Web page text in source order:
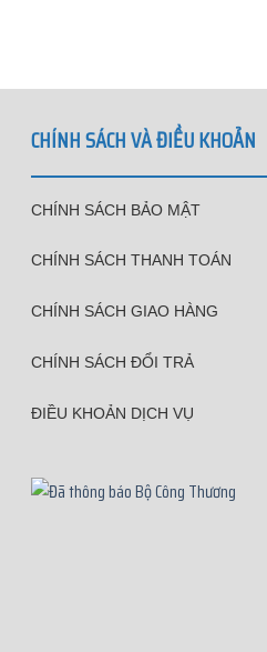
CHÍNH SÁCH VÀ ĐIỀU KHOẢN
CHÍNH SÁCH BẢO MẬT
CHÍNH SÁCH THANH TOÁN
CHÍNH SÁCH GIAO HÀNG
CHÍNH SÁCH ĐỔI TRẢ
ĐIỀU KHOẢN DỊCH VỤ